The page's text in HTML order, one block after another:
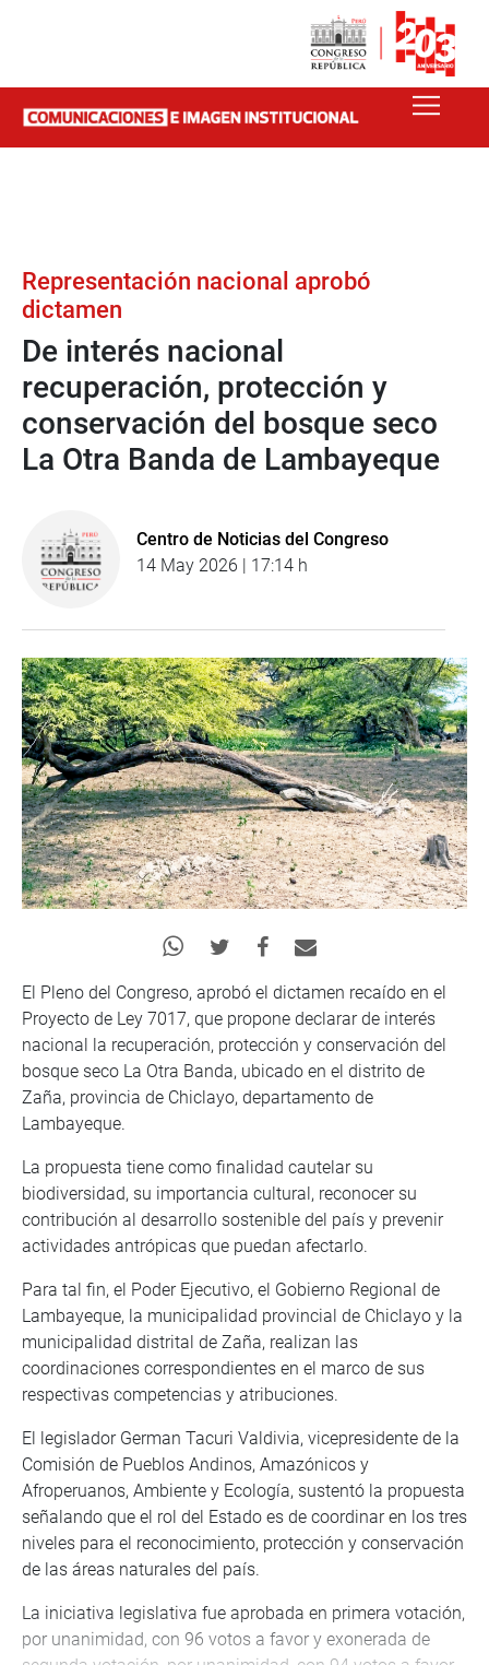
Representación nacional aprobó
dictamen
De interés nacional
recuperación, protección y
conservación del bosque seco
La Otra Banda de Lambayeque
Centro de Noticias del Congreso
14 May 2026 | 17:14 h
El Pleno del Congreso, aprobó el dictamen recaído en el
Proyecto de Ley 7017, que propone declarar de interés
nacional la recuperación, protección y conservación del
bosque seco La Otra Banda, ubicado en el distrito de
Zaña, provincia de Chiclayo, departamento de
Lambayeque.
La propuesta tiene como finalidad cautelar su
biodiversidad, su importancia cultural, reconocer su
contribución al desarrollo sostenible del país y prevenir
actividades antrópicas que puedan afectarlo.
Para tal fin, el Poder Ejecutivo, el Gobierno Regional de
Lambayeque, la municipalidad provincial de Chiclayo y la
municipalidad distrital de Zaña, realizan las
coordinaciones correspondientes en el marco de sus
respectivas competencias y atribuciones.
El legislador German Tacuri Valdivia, vicepresidente de la
Comisión de Pueblos Andinos, Amazónicos y
Afroperuanos, Ambiente y Ecología, sustentó la propuesta
señalando que el rol del Estado es de coordinar en los tres
niveles para el reconocimiento, protección y conservación
de las áreas naturales del país.
La iniciativa legislativa fue aprobada en primera votación,
por unanimidad, con 96 votos a favor y exonerada de